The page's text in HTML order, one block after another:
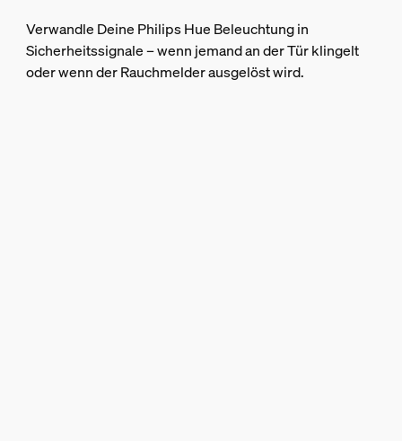
Verwandle Deine Philips Hue Beleuchtung in
Sicherheitssignale – wenn jemand an der Tür klingelt
oder wenn der Rauchmelder ausgelöst wird.